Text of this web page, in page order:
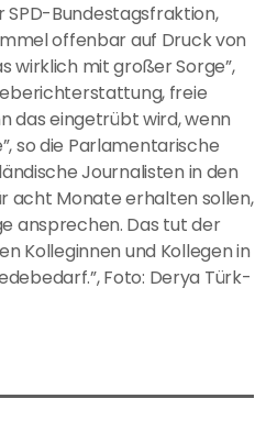
Bundestagsfraktion,
offenbar auf Druck von
wirklich mit großer Sorge”,
freie
das eingetrübt wird, wenn
so die Parlamentarische
Journalisten in den
acht Monate erhalten sollen,
ansprechen. Das tut der
Kolleginnen und Kollegen in
Foto: Derya Türk-